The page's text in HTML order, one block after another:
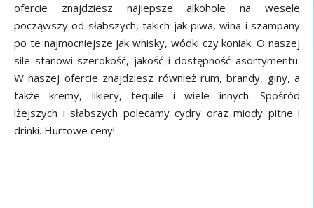
ofercie znajdziesz najlepsze alkohole na wesele
począwszy od słabszych, takich jak piwa, wina i szampany
po te najmocniejsze jak whisky, wódki czy koniak. O naszej
sile stanowi szerokość, jakość i dostępność asortymentu.
W naszej ofercie znajdziesz również rum, brandy, giny, a
także kremy, likiery, tequile i wiele innych. Spośród
lżejszych i słabszych polecamy cydry oraz miody pitne i
drinki. Hurtowe ceny!